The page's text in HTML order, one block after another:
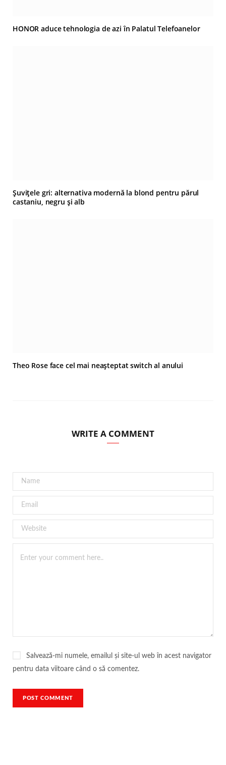
HONOR aduce tehnologia de azi în Palatul Telefoanelor
Șuvițele gri: alternativa modernă la blond pentru părul
castaniu, negru și alb
Theo Rose face cel mai neașteptat switch al anului
WRITE A COMMENT
Salvează-mi numele, emailul și site-ul web în acest navigator
pentru data viitoare când o să comentez.